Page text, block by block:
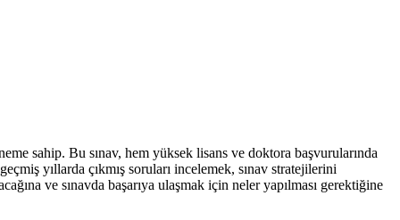
sahip. Bu sınav, hem yüksek lisans ve doktora başvurularında
yıllarda çıkmış soruları incelemek, sınav stratejilerini
ve sınavda başarıya ulaşmak için neler yapılması gerektiğine